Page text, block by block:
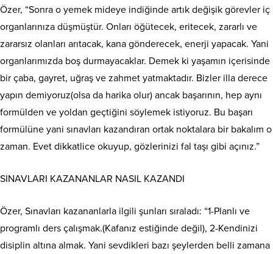
Özer, “Sonra o yemek mideye indiğinde artık değişik görevler iç
organlarınıza düşmüştür. Onları öğütecek, eritecek, zararlı ve
zararsız olanları arıtacak, kana gönderecek, enerji yapacak. Yani
organlarımızda boş durmayacaklar. Demek ki yaşamın içerisinde
bir çaba, gayret, uğraş ve zahmet yatmaktadır. Bizler illa derece
yapın demiyoruz(olsa da harika olur) ancak başarının, hep aynı
formülden ve yoldan geçtiğini söylemek istiyoruz. Bu başarı
formülüne yani sınavları kazandıran ortak noktalara bir bakalım o
zaman. Evet dikkatlice okuyup, gözlerinizi fal taşı gibi açınız.”
SINAVLARI KAZANANLAR NASIL KAZANDI
Özer, Sınavları kazananlarla ilgili şunları sıraladı: “1-Planlı ve
programlı ders çalışmak.(Kafanız estiğinde değil), 2-Kendinizi
disiplin altına almak. Yani sevdikleri bazı şeylerden belli zamana